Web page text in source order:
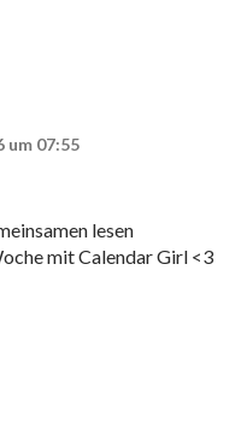
um 07:55
lesen
mit Calendar Girl <3